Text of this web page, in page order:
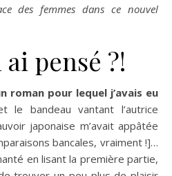
des femmes dans ce nouvel
ai pensé ?!
roman pour lequel j’avais eu
le bandeau vantant l’autrice
japonaise m’avait appâtée
bancales, vraiment !]…
en lisant la première partie,